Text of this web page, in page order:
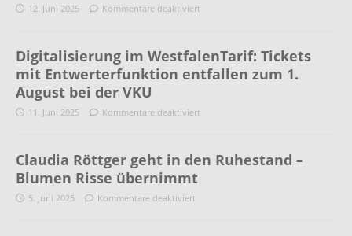
12. Juni 2025 Kommentare deaktiviert
Digitalisierung im WestfalenTarif: Tickets
mit Entwerterfunktion entfallen zum 1.
August bei der VKU
11. Juni 2025 Kommentare deaktiviert
Claudia Röttger geht in den Ruhestand –
Blumen Risse übernimmt
5. Juni 2025 Kommentare deaktiviert